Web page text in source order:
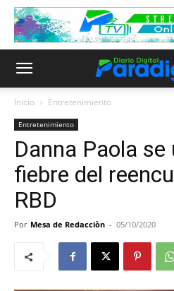
Inicio Entretenimiento
Entretenimiento
Danna Paola se
fiebre del
RBD
Por Mesa de Redacciòn - 05/10/2020